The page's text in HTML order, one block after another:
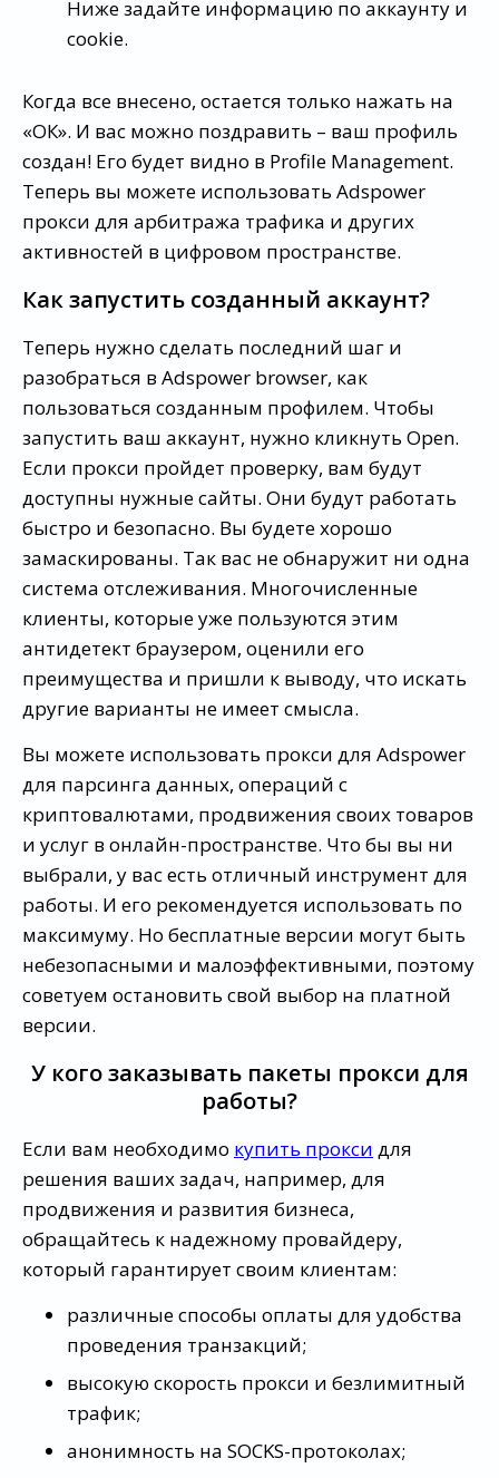
Ниже задайте информацию по аккаунту и
cookie.
Когда все внесено, остается только нажать на
«ОК». И вас можно поздравить – ваш профиль
создан! Его будет видно в Profile Management.
Теперь вы можете использовать Adspower
прокси для арбитража трафика и других
активностей в цифровом пространстве.
Как запустить созданный аккаунт?
Теперь нужно сделать последний шаг и
разобраться в Adspower browser, как
пользоваться созданным профилем. Чтобы
запустить ваш аккаунт, нужно кликнуть Open.
Если прокси пройдет проверку, вам будут
доступны нужные сайты. Они будут работать
быстро и безопасно. Вы будете хорошо
замаскированы. Так вас не обнаружит ни одна
система отслеживания. Многочисленные
клиенты, которые уже пользуются этим
антидетект браузером, оценили его
преимущества и пришли к выводу, что искать
другие варианты не имеет смысла.
Вы можете использовать прокси для Adspower
для парсинга данных, операций с
криптовалютами, продвижения своих товаров
и услуг в онлайн-пространстве. Что бы вы ни
выбрали, у вас есть отличный инструмент для
работы. И его рекомендуется использовать по
максимуму. Но бесплатные версии могут быть
небезопасными и малоэффективными, поэтому
советуем остановить свой выбор на платной
версии.
У кого заказывать пакеты прокси для
работы?
Если вам необходимо купить прокси для
решения ваших задач, например, для
продвижения и развития бизнеса,
обращайтесь к надежному провайдеру,
который гарантирует своим клиентам:
различные способы оплаты для удобства
проведения транзакций;
высокую скорость прокси и безлимитный
трафик;
анонимность на SOCKS-протоколах;